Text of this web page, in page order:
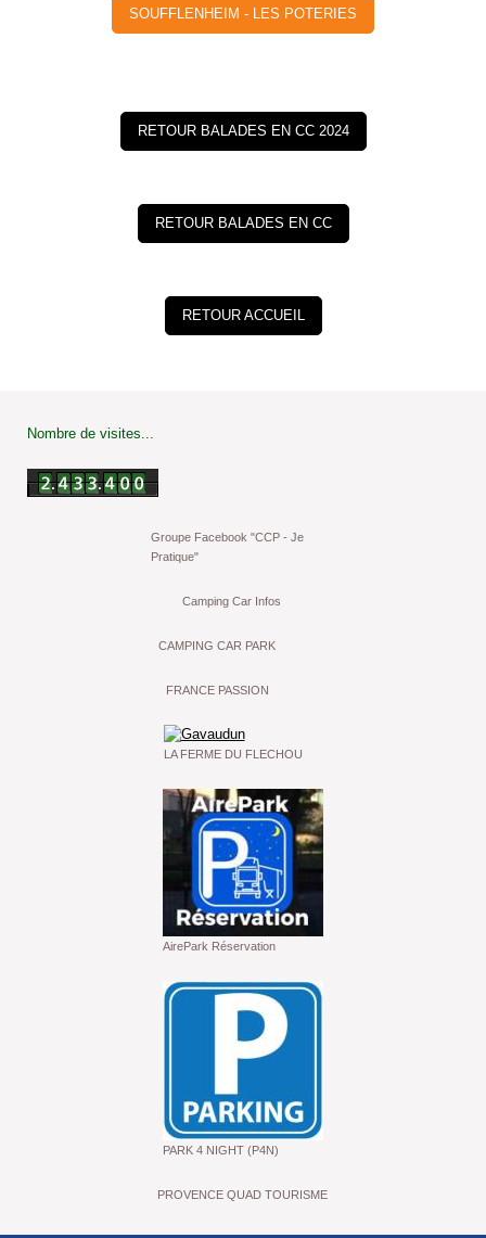
SOUFFLENHEIM - LES POTERIES
RETOUR BALADES EN CC 2024
RETOUR BALADES EN CC
RETOUR ACCUEIL
Nombre de visites...
Groupe Facebook "CCP - Je
Pratique"
Camping Car Infos
CAMPING CAR PARK
FRANCE PASSION
LA FERME DU FLECHOU
AirePark Réservation
PARK 4 NIGHT (P4N)
PROVENCE QUAD TOURISME